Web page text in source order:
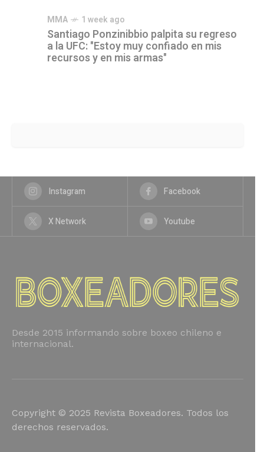
MMA 1 week ago
Santiago Ponzinibbio palpita su regreso
a la UFC: "Estoy muy confiado en mis
recursos y en mis armas"
Instagram Facebook
X Network Youtube
Desde 2015 informando sobre boxeo chileno e
internacional.
Copyright © 2025 Revista Boxeadores. Todos los
derechos reservados.